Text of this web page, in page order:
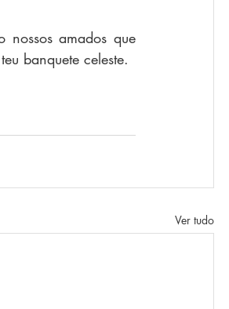
nossos amados que
banquete celeste.
Ver tudo